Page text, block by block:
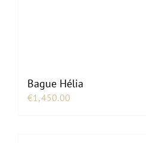
Bague Hélia
€1,450.00